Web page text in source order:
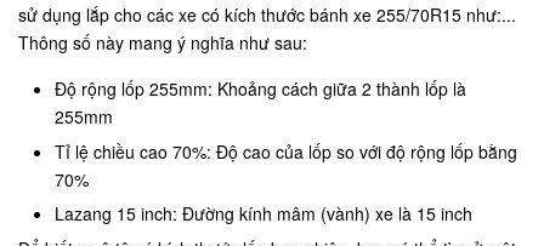
sử dụng lắp cho các xe có kích thước bánh xe 255/70R15 như:...
Thông số này mang ý nghĩa như sau:
Độ rộng lốp 255mm: Khoảng cách giữa 2 thành lốp là
255mm
Tỉ lệ chiều cao 70%: Độ cao của lốp so với độ rộng lốp bằng
70%
Lazang 15 inch: Đường kính mâm (vành) xe là 15 inch